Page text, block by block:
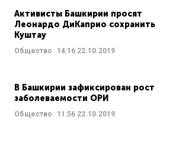
Активисты Башкирии просят
Леонардо ДиКаприо сохранить
Куштау
Общество 14:16 22.10.2019
В Башкирии зафиксирован рост
заболеваемости ОРИ
Общество 11:56 22.10.2019